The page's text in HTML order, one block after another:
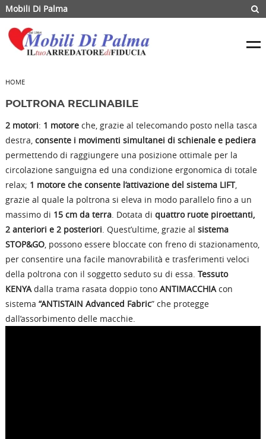
Mobili Di Palma
HOME
POLTRONA RECLINABILE
2 motori: 1 motoreche, grazie al telecomando posto nella tasca
destra, consente i movimenti simultanei di schienale e pediera
permettendo di raggiungere una posizione ottimale per la
circolazione sanguigna ed una condizione ergonomica di totale
relax; 1 motore che consente l’attivazione del sistema LIFT,
grazie al quale la poltrona si eleva in modo parallelo fino a un
massimo di 15 cm da terra. Dotata di quattro ruote piroettanti,
2 anteriori e 2 posteriori. Quest’ultime, grazie al sistema
STOP&GO, possono essere bloccate con freno di stazionamento,
per consentire una facile manovrabilità e trasferimenti veloci
della poltrona con il soggetto seduto su di essa. Tessuto
KENYAdalla trama rasata doppio tono ANTIMACCHIAcon
sistema “ANTISTAIN Advanced Fabric” che protegge
dall’assorbimento delle macchie.